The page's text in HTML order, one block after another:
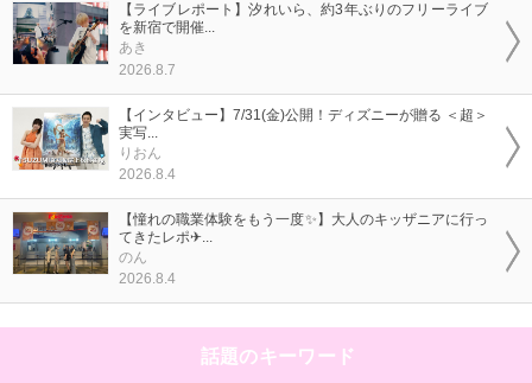
【ライブレポート】汐れいら、約3年ぶりのフリーライブ
を新宿で開催...
あき
2026.8.7
【インタビュー】7/31(金)公開！ディズニーが贈る ＜超＞
実写...
りおん
2026.8.4
【憧れの職業体験をもう一度✨】大人のキッザニアに行っ
てきたレポ✈...
のん
2026.8.4
話題のキーワード